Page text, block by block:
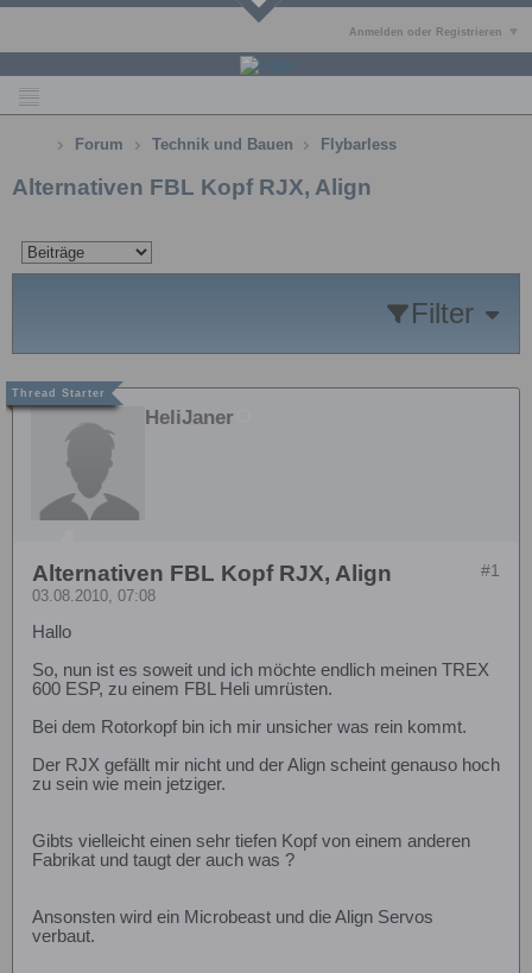
Anmelden oder Registrieren
Forum Technik und Bauen Flybarless
Alternativen FBL Kopf RJX, Align
Filter
HeliJaner
#1
Alternativen FBL Kopf RJX, Align
03.08.2010, 07:08
Hallo
So, nun ist es soweit und ich möchte endlich meinen TREX
600 ESP, zu einem FBL Heli umrüsten.
Bei dem Rotorkopf bin ich mir unsicher was rein kommt.
Der RJX gefällt mir nicht und der Align scheint genauso hoch
zu sein wie mein jetziger.
Gibts vielleicht einen sehr tiefen Kopf von einem anderen
Fabrikat und taugt der auch was ?
Ansonsten wird ein Microbeast und die Align Servos
verbaut.